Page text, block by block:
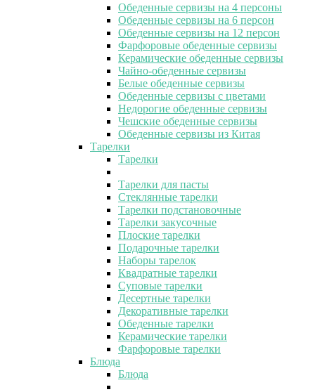
Обеденные сервизы на 4 персоны
Обеденные сервизы на 6 персон
Обеденные сервизы на 12 персон
Фарфоровые обеденные сервизы
Керамические обеденные сервизы
Чайно-обеденные сервизы
Белые обеденные сервизы
Обеденные сервизы с цветами
Недорогие обеденные сервизы
Чешские обеденные сервизы
Обеденные сервизы из Китая
Тарелки
Тарелки
Тарелки для пасты
Стеклянные тарелки
Тарелки подстановочные
Тарелки закусочные
Плоские тарелки
Подарочные тарелки
Наборы тарелок
Квадратные тарелки
Суповые тарелки
Десертные тарелки
Декоративные тарелки
Обеденные тарелки
Керамические тарелки
Фарфоровые тарелки
Блюда
Блюда